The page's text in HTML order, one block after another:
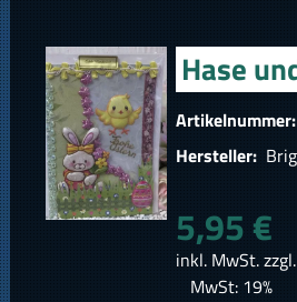
Hase
Artikelnummer:
Hersteller:
5,95 €
inkl. MwSt.
MwSt: 19%